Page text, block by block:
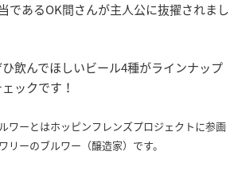
であるOK間さんが主人公に抜擢されまし
ひ飲んでほしいビール4種がラインナップ
ックです！
ワーとはホッピンフレンズプロジェクトに参画
リーのブルワー（醸造家）です。